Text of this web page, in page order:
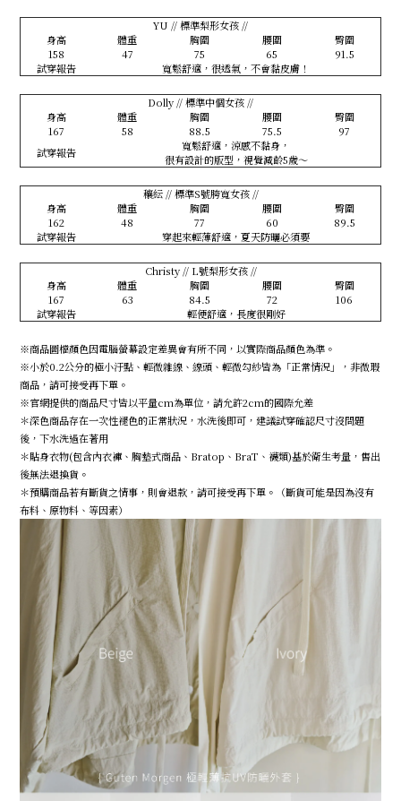
YU // 標準梨形女孩 //
身高
體重 胸圍 腰圍
臀圍
158
47 75 65
91.5
試穿報告
寬鬆舒適，很透氣，不會黏皮膚！
Dolly // 標準中個女孩 //
身高
體重 胸圍 腰圍
臀圍
167
58 88.5 75.5
97
試穿報告
寬鬆舒適，涼感不黏身，
很有設計的版型，視覺減齡5歲～
穰紜 // 標準S號胯寬女孩 //
身高
體重 胸圍 腰圍
臀圍
162
48 77 60
89.5
試穿報告
穿起來輕薄舒適，夏天防曬必須要
Christy // L號梨形女孩 //
身高
體重 胸圍 腰圍
臀圍
167
63 84.5 72
106
試穿報告
輕便舒適，長度很剛好
※商品圖檔顏色因電腦螢幕設定差異會有所不同，以實際商品顏色為準。
※小於0.2公分的極小汙點、輕微雜線、線頭、輕微勾紗皆為「正常情況」，非微瑕
商品，請可接受再下單。
※官網提供的商品尺寸皆以平量cm為單位，請允許2cm的國際允差
＊深色商品存在一次性褪色的正常狀況，水洗後即可，建議試穿確認尺寸沒問題
後，下水洗過在著用
＊貼身衣物(包含內衣褲、胸墊式商品、Bratop、BraT、襪類)基於衛生考量，售出
後無法退換貨。
＊預購商品若有斷貨之情事，則會退款，請可接受再下單。（斷貨可能是因為沒有
布料、原物料、等因素）